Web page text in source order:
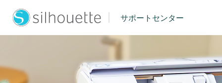
サポートセンター
シルエットジャパン サポート